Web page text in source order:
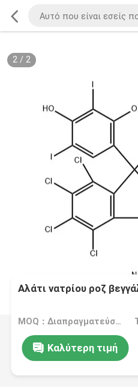
2/ 2
Αλάτι νατρίου ροζ
MOQ：Διαπραγματεύσιμα
Καλύτερη τιμή